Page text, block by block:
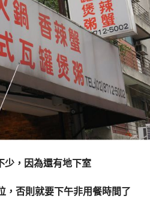
少，因為還有地下室
，否則就要下午非用餐時間了